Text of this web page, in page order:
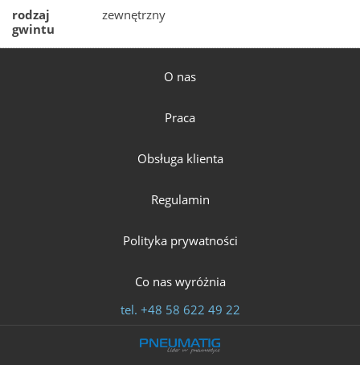
rodzaj
gwintu
zewnętrzny
O nas
Praca
Obsługa klienta
Regulamin
Polityka prywatności
Co nas wyróżnia
tel. +48 58 622 49 22